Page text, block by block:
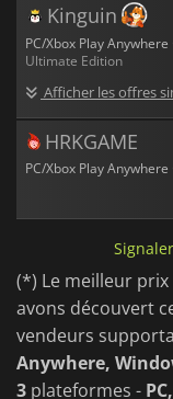
Kinguin
PC/Xbox Play Anywhere
Ultimate Edition
Afficher les offres
HRKGAME
PC/Xbox Play Anywhere
(*) Le meilleur
avons découvert
vendeurs
Anywhere,
3 plateformes -